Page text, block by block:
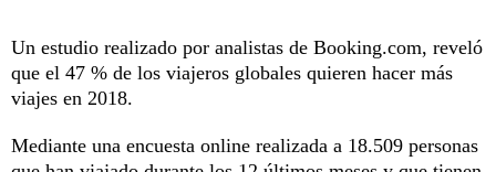
Un estudio realizado por analistas de Booking.com, reveló
que el 47 % de los viajeros globales quieren hacer más
viajes en 2018.
Mediante una encuesta online realizada a 18.509 personas